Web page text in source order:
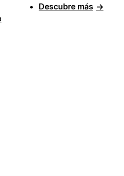
Descubre más →